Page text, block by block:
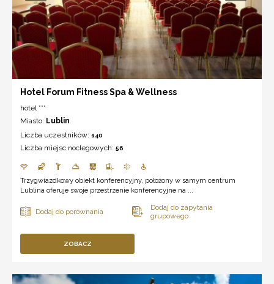
Hotel Forum Fitness Spa & Wellness
hotel ***
Miasto: Lublin
Liczba uczestników: 140
Liczba miejsc noclegowych: 56
Trzygwiazdkowy obiekt konferencyjny, położony w samym centrum
Lublina oferuje swoje przestrzenie konferencyjne na ...
ZOBACZ